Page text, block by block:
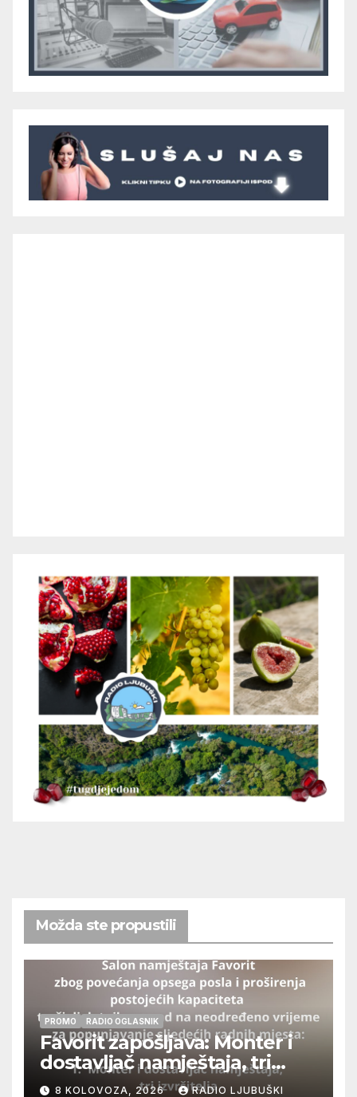
Možda ste propustili
PROMO RADIO OGLASNIK
Favorit zapošljava: Monter i
dostavljač namještaja, tri
izvršitelja
8 KOLOVOZA, 2026 RADIO LJUBUŠKI